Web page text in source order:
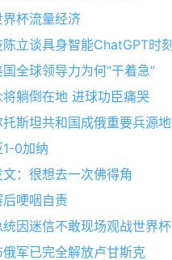
杯流量经济
立谈具身智能ChatGPT时刻
全球领导力为何“干着急”
躺倒在地 进球功臣痛哭
托斯坦共和国成俄重要兵源地
0加纳
：很想去一次佛得角
哽咽自责
统因迷信不敢现场观战世界杯
军已完全解放卢甘斯克